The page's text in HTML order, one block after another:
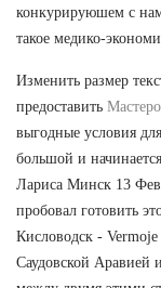
конкурируюшем с
такое медико-
Изменить размер
предоставить
выгодные условия
большой и
Лариса Минск 13 Фев
пробовал готовить
Кисловодск -
Саудовской Аравией